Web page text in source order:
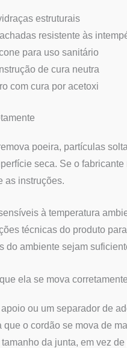
estruturais
resistente às
para uso sanitário
de cura neutra
com cura por acetoxi
poeira, partículas
seca. Se o
as instruções.
à temperatura
técnicas do produto
do ambiente sejam
ela se mova
ou um separador de
que o cordão se mova de
da junta, em vez